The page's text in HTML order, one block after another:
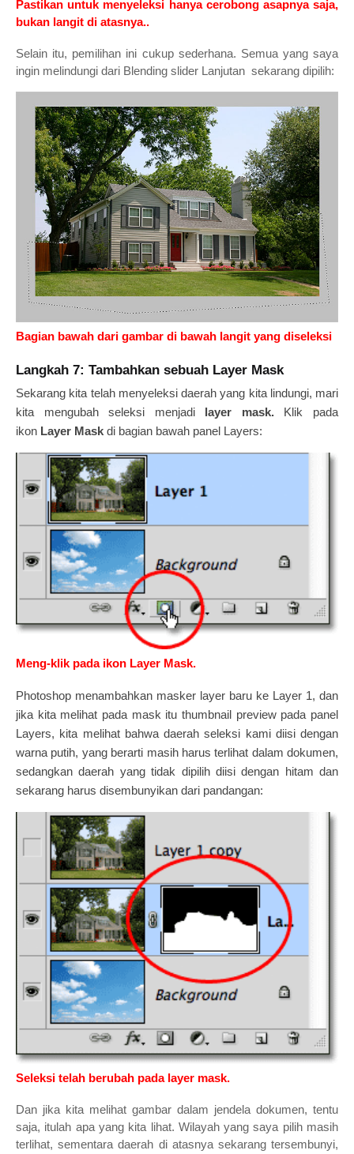
Pastikan untuk menyeleksi hanya cerobong asapnya saja,
bukan langit di atasnya..
Selain itu, pemilihan ini cukup sederhana. Semua yang saya
ingin melindungi dari Blending slider Lanjutan sekarang dipilih:
Bagian bawah dari gambar di bawah langit yang diseleksi
Langkah 7: Tambahkan sebuah Layer Mask
Sekarang kita telah menyeleksi daerah yang kita lindungi, mari
kita mengubah seleksi menjadi layer mask.Klik pada
ikon Layer Mask di bagian bawah panel Layers:
Meng-klik pada ikon Layer Mask.
Photoshop menambahkan masker layer baru ke Layer 1, dan
jika kita melihat pada mask itu thumbnail preview pada panel
Layers, kita melihat bahwa daerah seleksi kami diisi dengan
warna putih, yang berarti masih harus terlihat dalam dokumen,
sedangkan daerah yang tidak dipilih diisi dengan hitam dan
sekarang harus disembunyikan dari pandangan:
Seleksi telah berubah pada layer mask.
Dan jika kita melihat gambar dalam jendela dokumen, tentu
saja, itulah apa yang kita lihat. Wilayah yang saya pilih masih
terlihat, sementara daerah di atasnya sekarang tersembunyi,